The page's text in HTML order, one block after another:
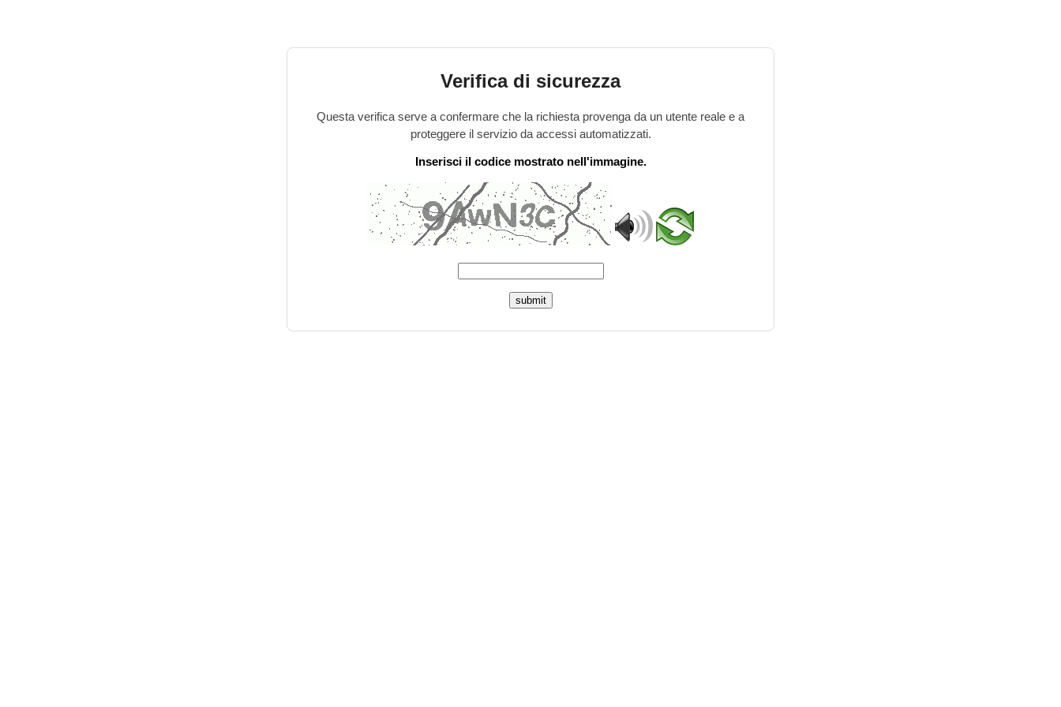
Verifica di sicurezza
Questa verifica serve a confermare che la richiesta provenga da un utente reale e a
proteggere il servizio da accessi automatizzati.
Inserisci il codice mostrato nell'immagine.
submit